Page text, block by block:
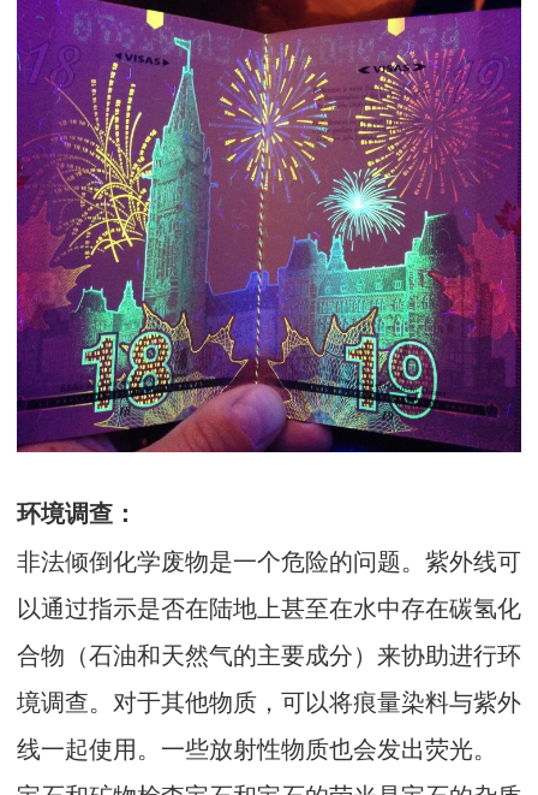
环境调查：
非法倾倒化学废物是一个危险的问题。紫外线可
以通过指示是否在陆地上甚至在水中存在碳氢化
合物（石油和天然气的主要成分）来协助进行环
境调查。对于其他物质，可以将痕量染料与紫外
线一起使用。一些放射性物质也会发出荧光。